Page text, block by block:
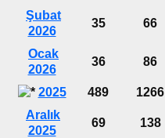
Şubat
2026
35 66
Ocak
2026
36 86
2025 489 1266
Aralık
2025
69 138